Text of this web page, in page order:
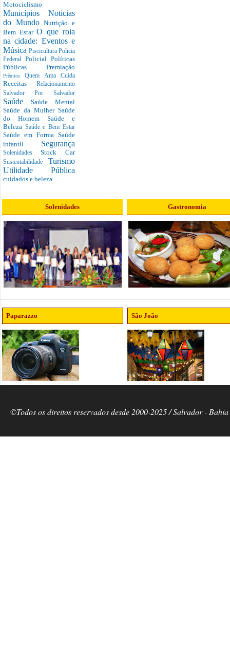
Motociclismo
Municípios Notícias
do MundoNutrição e
Bem EstarO que rola
na cidade: Eventos e
Música Piscicultura Policia
Federal Policial Políticas
Públicas Premiação
PrêmiosQuem Ama Cuida
Receitas Relacionamento
Salvador Por Salvador
Saúde Saúde Mental
Saúde da Mulher Saúde
do Homem Saúde e
Beleza Saúde e Bem Estar
Saúde em Forma Saúde
infantil Segurança
SolenidadesStock Car
Sustentabilidade Turismo
Utilidade Pública
cuidados e beleza
Solenidades Gastronomia
Paparazzo São João
©Todos os direitos reservados desde 2000-2025 / Salvador -